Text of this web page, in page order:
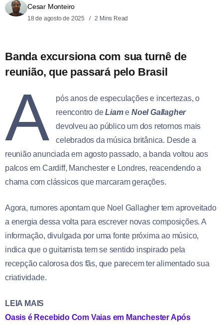
Cesar Monteiro
18 de agosto de 2025 2 Mins Read
Banda excursiona com sua turnê de
reunião, que passará pelo Brasil
A
pós anos de especulações e incertezas, o
reencontro deLiameNoel Gallagher
devolveu ao público um dos retornos mais
celebrados da música britânica. Desde a
reunião anunciada em agosto passado, a banda voltou aos
palcos em Cardiff, Manchester e Londres, reacendendo a
chama com clássicos que marcaram gerações.
Agora, rumores apontam que Noel Gallagher tem aproveitado
a energia dessa volta para escrever novas composições. A
informação, divulgada por uma fonte próxima ao músico,
indica que o guitarrista tem se sentido inspirado pela
recepção calorosa dos fãs, que parecem ter alimentado sua
criatividade.
LEIA MAIS
Oasis é Recebido Com Vaias em Manchester Após